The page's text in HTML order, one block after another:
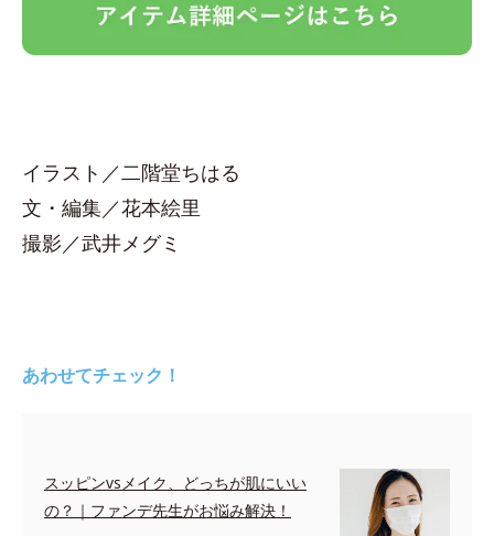
イラスト／二階堂ちはる
文・編集／花本絵里
撮影／武井メグミ
あわせてチェック！
スッピンvsメイク、どっちが肌にいい
の？｜ファンデ先生がお悩み解決！